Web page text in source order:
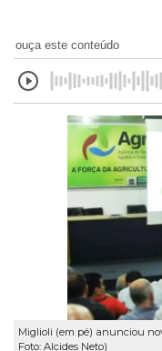
ouça este conteúdo
Miglioli (em pé) anunciou
Foto: Alcides Neto)